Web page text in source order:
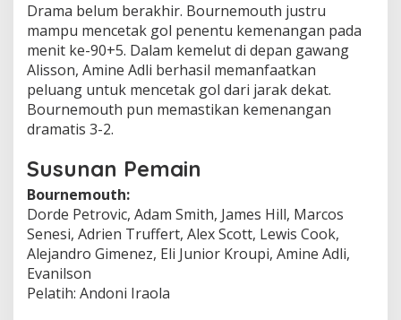
Drama belum berakhir. Bournemouth justru
mampu mencetak gol penentu kemenangan pada
menit ke-90+5. Dalam kemelut di depan gawang
Alisson, Amine Adli berhasil memanfaatkan
peluang untuk mencetak gol dari jarak dekat.
Bournemouth pun memastikan kemenangan
dramatis 3-2.
Susunan Pemain
Bournemouth:
Dorde Petrovic, Adam Smith, James Hill, Marcos
Senesi, Adrien Truffert, Alex Scott, Lewis Cook,
Alejandro Gimenez, Eli Junior Kroupi, Amine Adli,
Evanilson
Pelatih: Andoni Iraola